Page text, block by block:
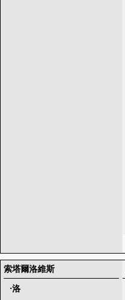
索塔爾洛維斯
·洛